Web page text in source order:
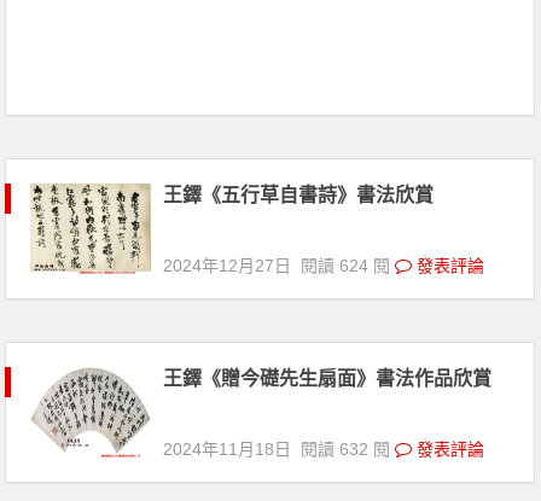
王鐸《五行草自書詩》書法欣賞
2024年12月27日 閱讀 624 閱 發表評論
王鐸《贈今礎先生扇面》書法作品欣賞
2024年11月18日 閱讀 632 閱 發表評論